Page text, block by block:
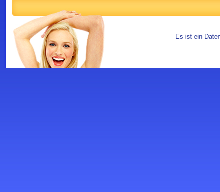
Es ist ein